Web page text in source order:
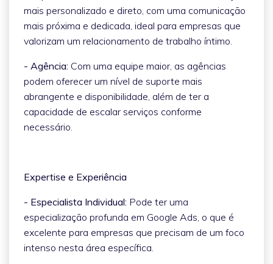
mais personalizado e direto, com uma comunicação
mais próxima e dedicada, ideal para empresas que
valorizam um relacionamento de trabalho íntimo.
- Agência: Com uma equipe maior, as agências
podem oferecer um nível de suporte mais
abrangente e disponibilidade, além de ter a
capacidade de escalar serviços conforme
necessário.
Expertise e Experiência
- Especialista Individual: Pode ter uma
especialização profunda em Google Ads, o que é
excelente para empresas que precisam de um foco
intenso nesta área específica.